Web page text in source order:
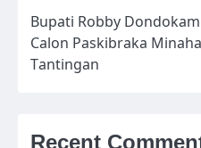
Bupati Robby
Calon Paskibraka
Tantingan
Recent